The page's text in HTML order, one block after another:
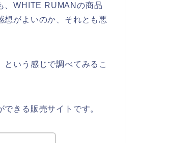
、WHITE RUMANの商品
がよいのか、それとも悪
いう感じで調べてみるこ
きる販売サイトです。